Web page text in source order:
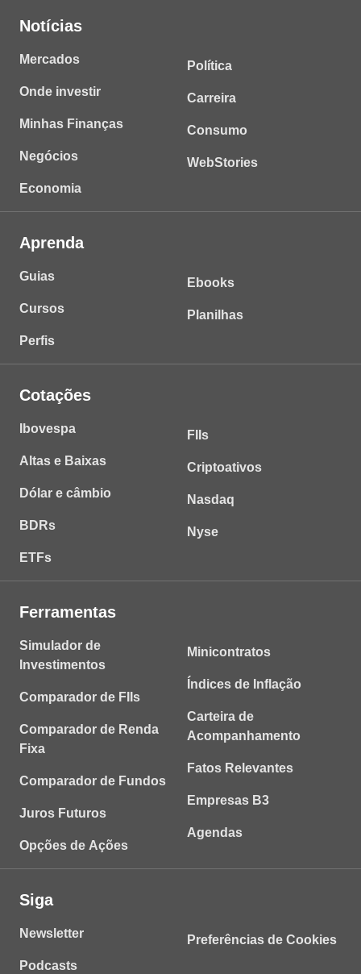
Notícias
Mercados
Onde investir
Minhas Finanças
Negócios
Economia
Política
Carreira
Consumo
WebStories
Aprenda
Guias
Cursos
Perfis
Ebooks
Planilhas
Cotações
Ibovespa
Altas e Baixas
Dólar e câmbio
BDRs
ETFs
FIIs
Criptoativos
Nasdaq
Nyse
Ferramentas
Simulador de
Investimentos
Comparador de FIIs
Comparador de Renda
Fixa
Comparador de Fundos
Juros Futuros
Opções de Ações
Minicontratos
Índices de Inflação
Carteira de
Acompanhamento
Fatos Relevantes
Empresas B3
Agendas
Siga
Newsletter
Podcasts
Preferências de Cookies